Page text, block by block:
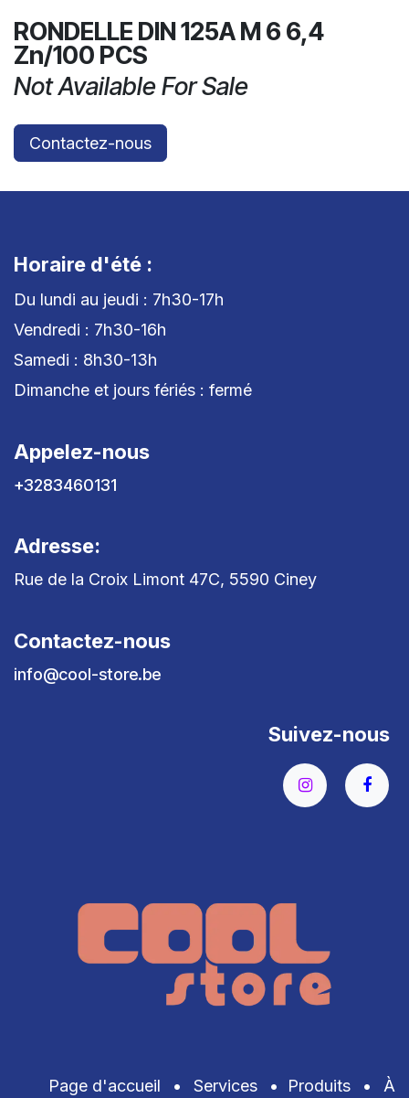
RONDELLE DIN 125A M 6 6,4
Zn/100 PCS
Not Available For Sale
Contactez-nous
Horaire d'été :
Du lundi au jeudi : 7h30-17h
Vendredi : 7h30-16h
Samedi : 8h30-13h
Dimanche et jours fériés : fermé
Appelez-nous
+3283460131
Adresse:
Rue de la Croix Limont 47C, 5590 Ciney
Contactez-nous
info@cool-store.be
Suivez-nous
Page d'accueil • Services • Produits • À